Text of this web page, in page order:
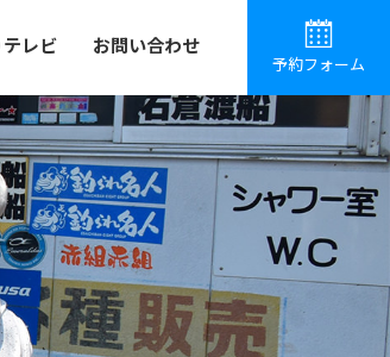
レビ お問い合わせ
予約フォーム